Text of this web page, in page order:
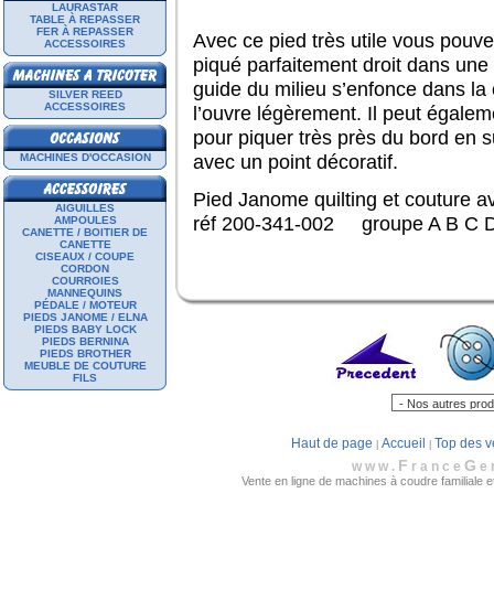
LAURASTAR
TABLE À REPASSER
FER À REPASSER
ACCESSOIRES
SILVER REED
ACCESSOIRES
MACHINES D'OCCASION
AIGUILLES
AMPOULES
CANETTE / BOITIER DE
CANETTE
CISEAUX / COUPE
CORDON
COURROIES
MANNEQUINS
PÉDALE / MOTEUR
PIEDS JANOME / ELNA
PIEDS BABY LOCK
PIEDS BERNINA
PIEDS BROTHER
MEUBLE DE COUTURE
FILS
Avec ce pied très utile vous
piqué parfaitement droit dans
guide du milieu s’enfonce dans la
l’ouvre légèrement. Il peut
pour piquer très près du bord en
avec un point décoratif.
Pied Janome quilting et couture
réf 200-341-002 groupe A B C
Haut de page Accueil
Top des
www. F rance G
Vente en ligne de machines à coudre familiale